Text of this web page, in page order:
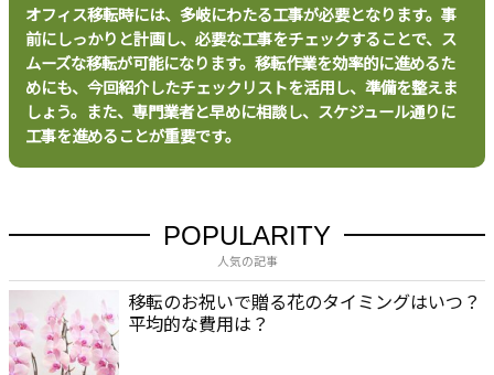
オフィス移転時には、多岐にわたる工事が必要となります。事
前にしっかりと計画し、必要な工事をチェックすることで、ス
ムーズな移転が可能になります。移転作業を効率的に進めるた
めにも、今回紹介したチェックリストを活用し、準備を整えま
しょう。また、専門業者と早めに相談し、スケジュール通りに
工事を進めることが重要です。
POPULARITY
人気の記事
移転のお祝いで贈る花のタイミングはいつ？
平均的な費用は？